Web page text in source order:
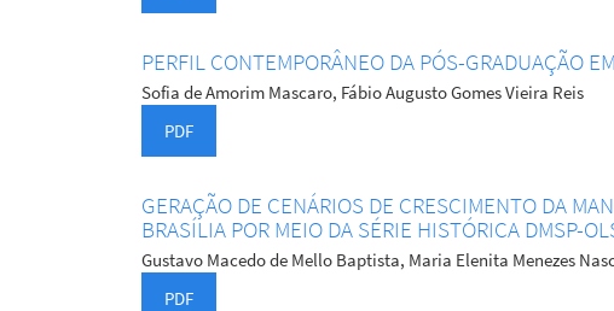
PERFIL CONTEMPORÂNEO DA PÓS-GRADUAÇÃO
Sofia de Amorim Mascaro, Fábio Augusto Gomes Vieira Reis
PDF
GERAÇÃO DE CENÁRIOS DE CRESCIMENTO DA
BRASÍLIA POR MEIO DA SÉRIE HISTÓRICA DMSP-
Gustavo Macedo de Mello Baptista, Maria Elenita Menezes
PDF